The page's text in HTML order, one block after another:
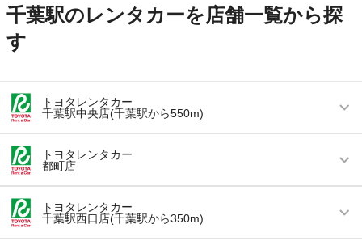
千葉駅のレンタカーを店舗一覧から探
す
トヨタレンタカー
千葉駅中央店(千葉駅から550m)
営業時間 毎日 08:00 ～ 20:00
アクセス
住所 千葉市中央区新田町5-1
トヨタレンタカー
都町店
営業時間 毎日 09:30 ～ 18:00
アクセス 千葉駅より車で約15分（送迎なし）
トヨタレンタカー
千葉駅西口店(千葉駅から350m)